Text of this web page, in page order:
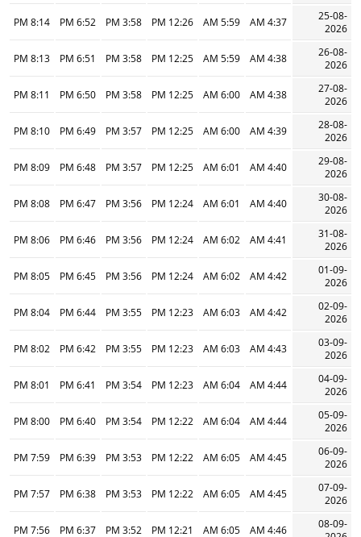
25-08-
2026
4:37 AM
5:59 AM
12:26 PM
3:58 PM
6:52 PM
8:14 PM
26-08-
2026
4:38 AM
5:59 AM
12:25 PM
3:58 PM
6:51 PM
8:13 PM
27-08-
2026
4:38 AM
6:00 AM
12:25 PM
3:58 PM
6:50 PM
8:11 PM
28-08-
2026
4:39 AM
6:00 AM
12:25 PM
3:57 PM
6:49 PM
8:10 PM
29-08-
2026
4:40 AM
6:01 AM
12:25 PM
3:57 PM
6:48 PM
8:09 PM
30-08-
2026
4:40 AM
6:01 AM
12:24 PM
3:56 PM
6:47 PM
8:08 PM
31-08-
2026
4:41 AM
6:02 AM
12:24 PM
3:56 PM
6:46 PM
8:06 PM
01-09-
2026
4:42 AM
6:02 AM
12:24 PM
3:56 PM
6:45 PM
8:05 PM
02-09-
2026
4:42 AM
6:03 AM
12:23 PM
3:55 PM
6:44 PM
8:04 PM
03-09-
2026
4:43 AM
6:03 AM
12:23 PM
3:55 PM
6:42 PM
8:02 PM
04-09-
2026
4:44 AM
6:04 AM
12:23 PM
3:54 PM
6:41 PM
8:01 PM
05-09-
2026
4:44 AM
6:04 AM
12:22 PM
3:54 PM
6:40 PM
8:00 PM
06-09-
2026
4:45 AM
6:05 AM
12:22 PM
3:53 PM
6:39 PM
7:59 PM
07-09-
2026
4:45 AM
6:05 AM
12:22 PM
3:53 PM
6:38 PM
7:57 PM
08-09-
4:46 AM
6:05 AM
12:21 PM
3:52 PM
6:37 PM
7:56 PM